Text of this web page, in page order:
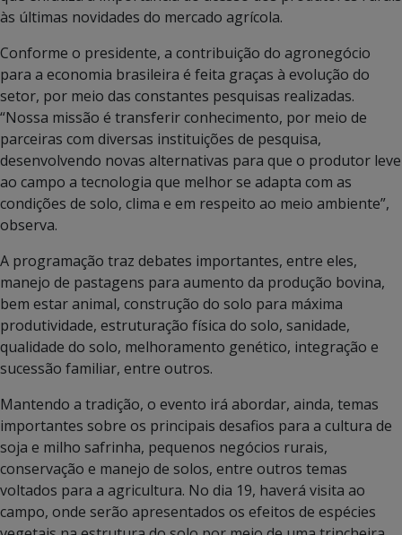
às últimas novidades do mercado agrícola.
Conforme o presidente, a contribuição do agronegócio
para a economia brasileira é feita graças à evolução do
setor, por meio das constantes pesquisas realizadas.
“Nossa missão é transferir conhecimento, por meio de
parceiras com diversas instituições de pesquisa,
desenvolvendo novas alternativas para que o produtor leve
ao campo a tecnologia que melhor se adapta com as
condições de solo, clima e em respeito ao meio ambiente”,
observa.
A programação traz debates importantes, entre eles,
manejo de pastagens para aumento da produção bovina,
bem estar animal, construção do solo para máxima
produtividade, estruturação física do solo, sanidade,
qualidade do solo, melhoramento genético, integração e
sucessão familiar, entre outros.
Mantendo a tradição, o evento irá abordar, ainda, temas
importantes sobre os principais desafios para a cultura de
soja e milho safrinha, pequenos negócios rurais,
conservação e manejo de solos, entre outros temas
voltados para a agricultura. No dia 19, haverá visita ao
campo, onde serão apresentados os efeitos de espécies